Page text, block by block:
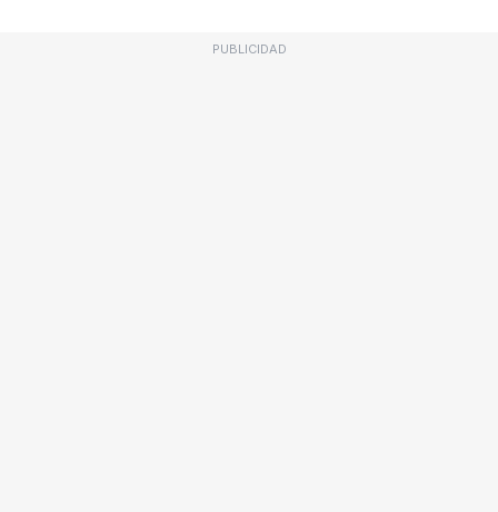
PUBLICIDAD